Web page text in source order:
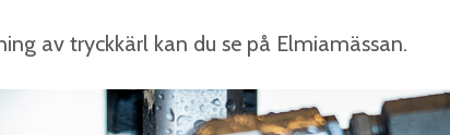
av tryckkärl kan du se på Elmiamässan.